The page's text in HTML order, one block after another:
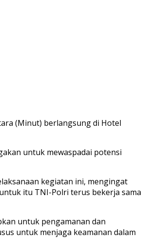
(Minut) berlangsung di Hotel
untuk mewaspadai potensi
kegiatan ini, mengingat
itu TNI-Polri terus bekerja sama
untuk pengamanan dan
untuk menjaga keamanan dalam